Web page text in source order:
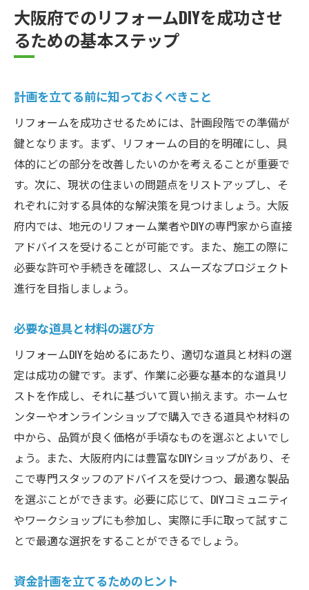
品質を保つための自己チェックリスト
リフォーム初心者でも安心！大阪府でのDIYガイ
初心者が避けるべきリフォームの失敗例
簡単な作業から始めるおすすめアイデア
必要なスキルを学ぶためのリソース
専門業者に頼るべきタイミング
大阪府でのDIYワークショップの活用法
リフォームDIY初心者のためのサポートガイ
ド
費用を抑えて理想の空間を作る大阪府のリフォ
ームDIY
予算内で夢を実現するための計画法
コスト削減のための材料選びのポイント
DIYで賢くコストを抑えるテクニック
中古品やリサイクル品の活用法
意外な節約アイデアとその実践
費用対効果を最大化するための工夫
プロのアドバイスで学ぶ大阪府の効果的なリフ
ォームDIY
プロに学ぶリフォームの基礎知識
効果的な施工手順を学ぶ
専門家のアドバイスを活用する方法
DIYでプロの仕上がりを目指すために
大阪府でのリフォームDIYを成功させ
るための基本ステップ
計画を立てる前に知っておくべきこと
リフォームを成功させるためには、計画段階での準備が
鍵となります。まず、リフォームの目的を明確にし、具
体的にどの部分を改善したいのかを考えることが重要で
す。次に、現状の住まいの問題点をリストアップし、そ
れぞれに対する具体的な解決策を見つけましょう。大阪
府内では、地元のリフォーム業者やDIYの専門家から直接
アドバイスを受けることが可能です。また、施工の際に
必要な許可や手続きを確認し、スムーズなプロジェクト
進行を目指しましょう。
必要な道具と材料の選び方
リフォームDIYを始めるにあたり、適切な道具と材料の選
定は成功の鍵です。まず、作業に必要な基本的な道具リ
ストを作成し、それに基づいて買い揃えます。ホームセ
ンターやオンラインショップで購入できる道具や材料の
中から、品質が良く価格が手頃なものを選ぶとよいでし
ょう。また、大阪府内には豊富なDIYショップがあり、そ
こで専門スタッフのアドバイスを受けつつ、最適な製品
を選ぶことができます。必要に応じて、DIYコミュニティ
やワークショップにも参加し、実際に手に取って試すこ
とで最適な選択をすることができるでしょう。
資金計画を立てるためのヒント